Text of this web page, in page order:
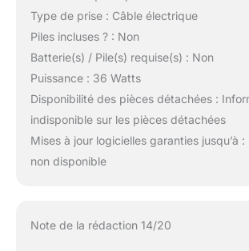
Type de prise : Câble électrique
Piles incluses ? : Non
Batterie(s) / Pile(s) requise(s) : Non
Puissance : 36 Watts
Disponibilité des pièces détachées :
indisponible sur les pièces détachées
Mises à jour logicielles garanties jusqu’à
non disponible
Note de la rédaction 14/20